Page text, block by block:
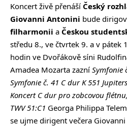
Koncert živě přenáší Český
Giovanni Antonini bude
filharmonii a Českou
středu 8., ve čtvrtek 9. a v pátek
hodin ve Dvořákově síni
Amadea Mozarta zazní Symfonie
Symfonie č. 41 C dur K 551
Koncert C dur pro zobcovou
TWV 51:C1 Georga Philippa
se ujme dirigent večera